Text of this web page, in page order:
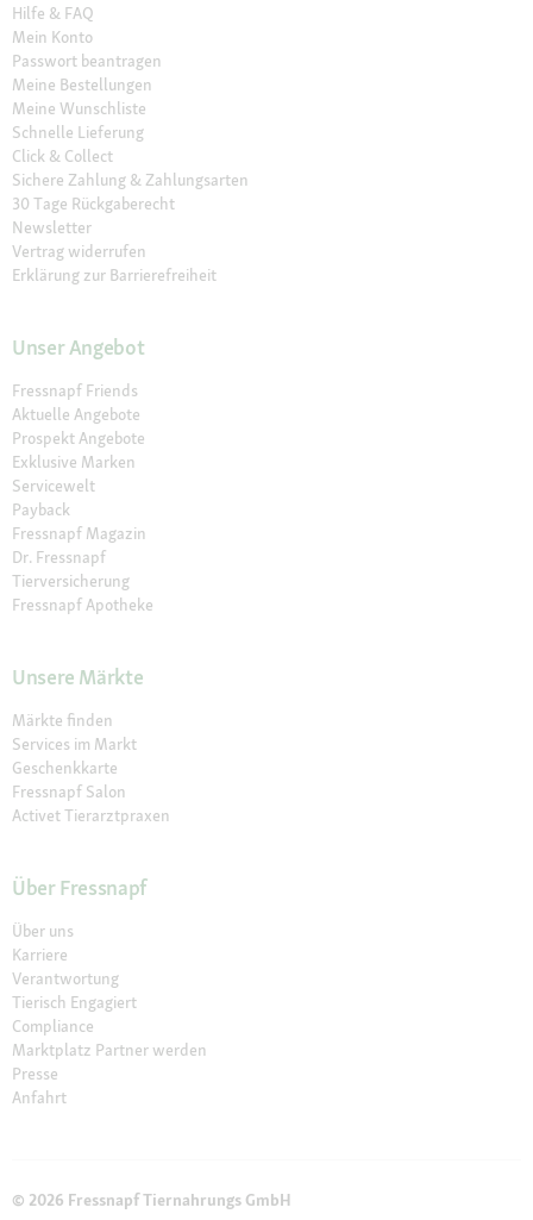
Hilfe & FAQ
Mein Konto
Passwort beantragen
Meine Bestellungen
Meine Wunschliste
Schnelle Lieferung
Click & Collect
Sichere Zahlung & Zahlungsarten
30 Tage Rückgaberecht
Newsletter
Vertrag widerrufen
Erklärung zur Barrierefreiheit
Unser Angebot
Fressnapf Friends
Aktuelle Angebote
Prospekt Angebote
Exklusive Marken
Servicewelt
Payback
Fressnapf Magazin
Dr. Fressnapf
Tierversicherung
Fressnapf Apotheke
Unsere Märkte
Märkte finden
Services im Markt
Geschenkkarte
Fressnapf Salon
Activet Tierarztpraxen
Über Fressnapf
Über uns
Karriere
Verantwortung
Tierisch Engagiert
Compliance
Marktplatz Partner werden
Presse
Anfahrt
© 2026 Fressnapf Tiernahrungs GmbH